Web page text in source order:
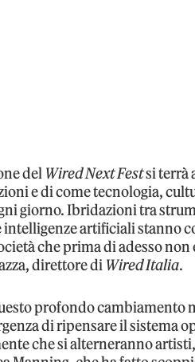
del Wired Next Festsi terrà
e di come tecnologia,
giorno. Ibridazioni tra
intelligenze artificiali stanno
che prima di adesso
direttore di Wired Italia.
profondo cambiamento
di ripensare il sistema
che si alterneranno